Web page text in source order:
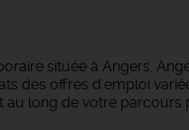
située à Angers,
des offres d'emploi
au long de votre